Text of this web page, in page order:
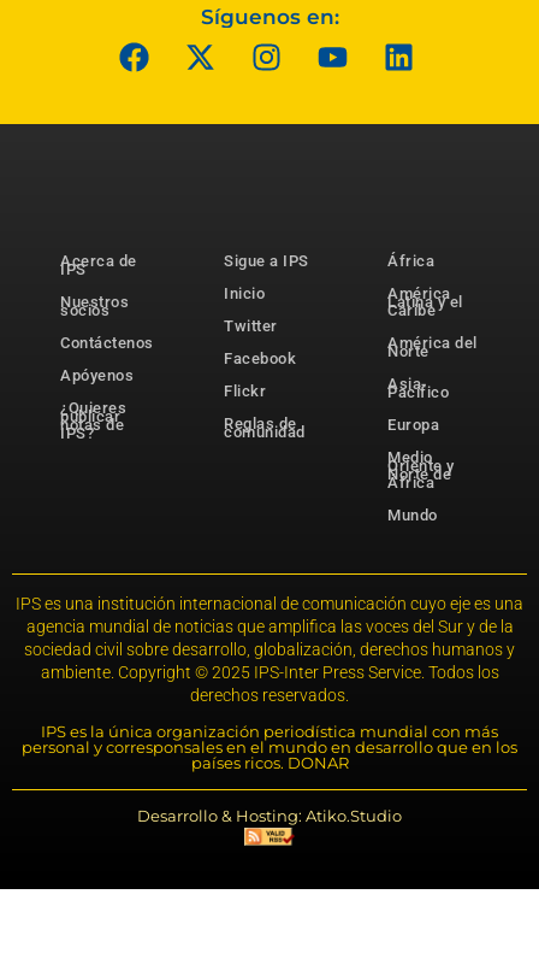
Síguenos en:
Acerca de
IPS
Nuestros
socios
Contáctenos
Apóyenos
¿Quieres
publicar
notas de
IPS?
Sigue a IPS
Inicio
Twitter
Facebook
Flickr
Reglas de
comunidad
África
América
Latina y el
Caribe
América del
Norte
Asia-
Pacífico
Europa
Medio
Oriente y
Norte de
África
Mundo
IPS es una institución internacional de comunicación cuyo eje es una
agencia mundial de noticias que amplifica las voces del Sur y de la
sociedad civil sobre desarrollo, globalización, derechos humanos y
ambiente. Copyright © 2025 IPS-Inter Press Service. Todos los
derechos reservados.
IPS es la única organización periodística mundial con más
personal y corresponsales en el mundo en desarrollo que en los
países ricos. DONAR
Desarrollo & Hosting: Atiko.Studio